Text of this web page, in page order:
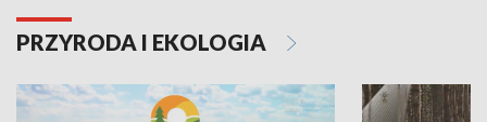
PRZYRODA I EKOLOGIA